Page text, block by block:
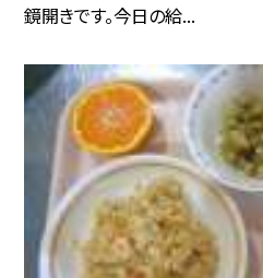
鏡開きです。今日の給...